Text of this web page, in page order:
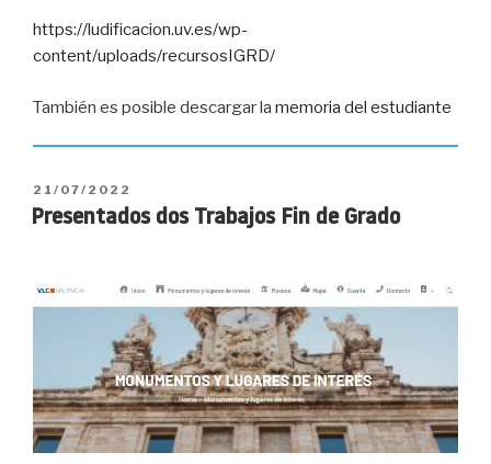
https://ludificacion.uv.es/wp-
content/uploads/recursosIGRD/
También es posible descargar la memoria del estudiante
PUBLICADO
EL
21/07/2022
Presentados dos Trabajos Fin de Grado